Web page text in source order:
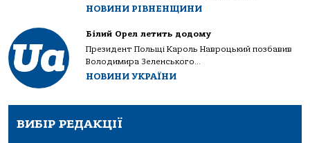
НОВИНИ РІВНЕНЩИНИ
Білий Орел летить додому
Президент Польщі Кароль Навроцький позбавив
Володимира Зеленського...
НОВИНИ УКРАЇНИ
ВИБІР РЕДАКЦІЇ